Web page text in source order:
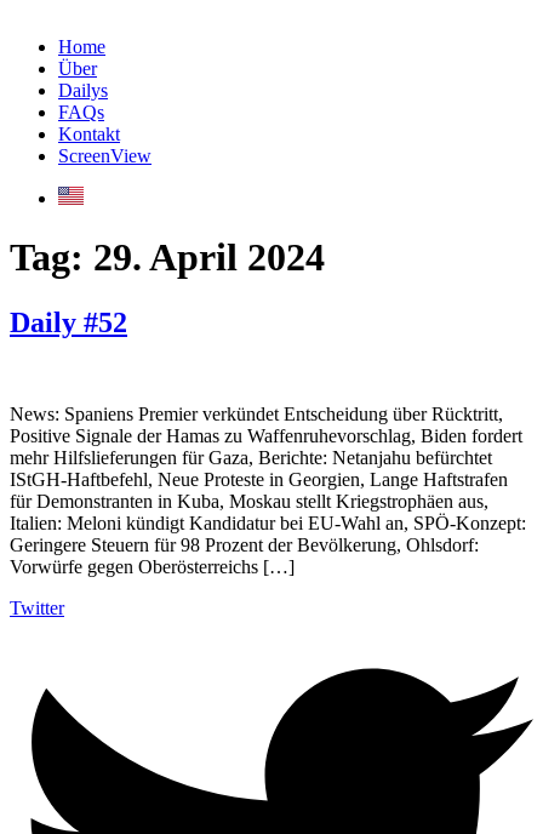
Home
Über
Dailys
FAQs
Kontakt
ScreenView
Tag: 29. April 2024
Daily #52
News: Spaniens Premier verkündet Entscheidung über Rücktritt,
Positive Signale der Hamas zu Waffenruhevorschlag, Biden fordert
mehr Hilfslieferungen für Gaza, Berichte: Netanjahu befürchtet
IStGH-Haftbefehl, Neue Proteste in Georgien, Lange Haftstrafen
für Demonstranten in Kuba, Moskau stellt Kriegstrophäen aus,
Italien: Meloni kündigt Kandidatur bei EU-Wahl an, SPÖ-Konzept:
Geringere Steuern für 98 Prozent der Bevölkerung, Ohlsdorf:
Vorwürfe gegen Oberösterreichs […]
Twitter